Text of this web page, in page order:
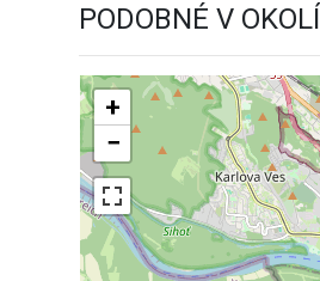
PODOBNÉ V OKOLÍ
+
−